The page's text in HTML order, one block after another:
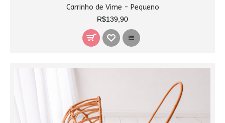
Carrinho de Vime - Pequeno
R$139,90